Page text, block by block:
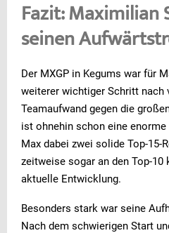
Fazit: Maximilian
seinen
Der MXGP in Kegums war für
weiterer wichtiger Schritt nach
Teamaufwand gegen die
ist ohnehin schon eine
Max dabei zwei solide Top-15-
zeitweise sogar an den Top-
aktuelle Entwicklung.
Besonders stark war seine
Nach dem schwierigen Start